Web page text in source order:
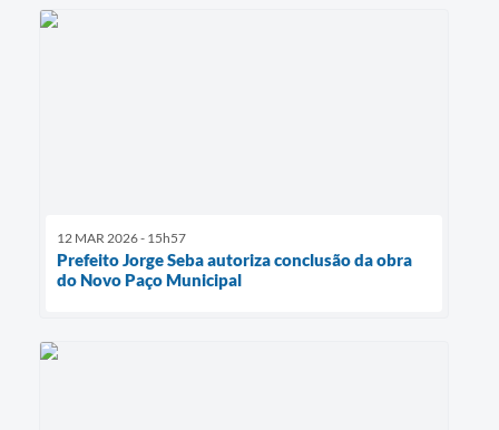
12 MAR 2026 - 15h57
Prefeito Jorge Seba autoriza conclusão da obra
do Novo Paço Municipal